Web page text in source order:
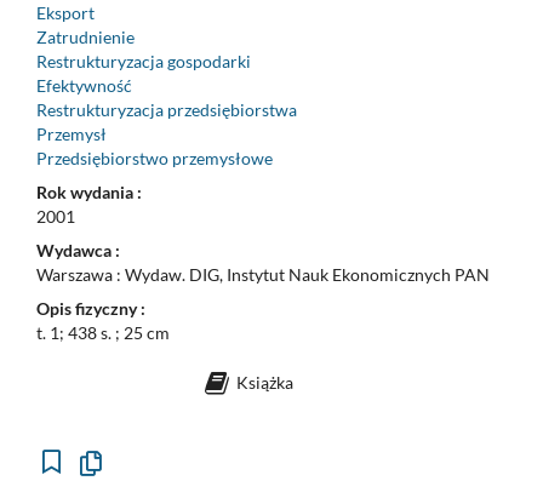
Eksport
Zatrudnienie
Restrukturyzacja gospodarki
Efektywność
Restrukturyzacja przedsiębiorstwa
Przemysł
Przedsiębiorstwo przemysłowe
Rok wydania :
2001
Wydawca :
Warszawa : Wydaw. DIG, Instytut Nauk Ekonomicznych PAN
Opis fizyczny :
t. 1; 438 s. ; 25 cm
Książka
Kopiuj